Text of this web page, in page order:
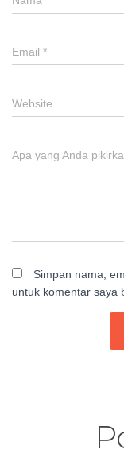
Email *
Website
Apa yang Anda
Simpan nama,
untuk komentar saya